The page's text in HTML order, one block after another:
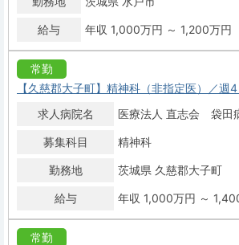
給与 年収 1,000万円 ～ 1,200万円
常勤
【久慈郡大子町】精神科（非指定医）／週
求人病院名
医療法人 直志会 袋田
募集科目 精神科
勤務地 茨城県 久慈郡大子町
給与 年収 1,000万円 ～
常勤